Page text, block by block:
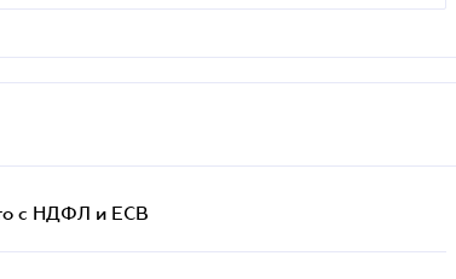
с НДФЛ и ЕСВ